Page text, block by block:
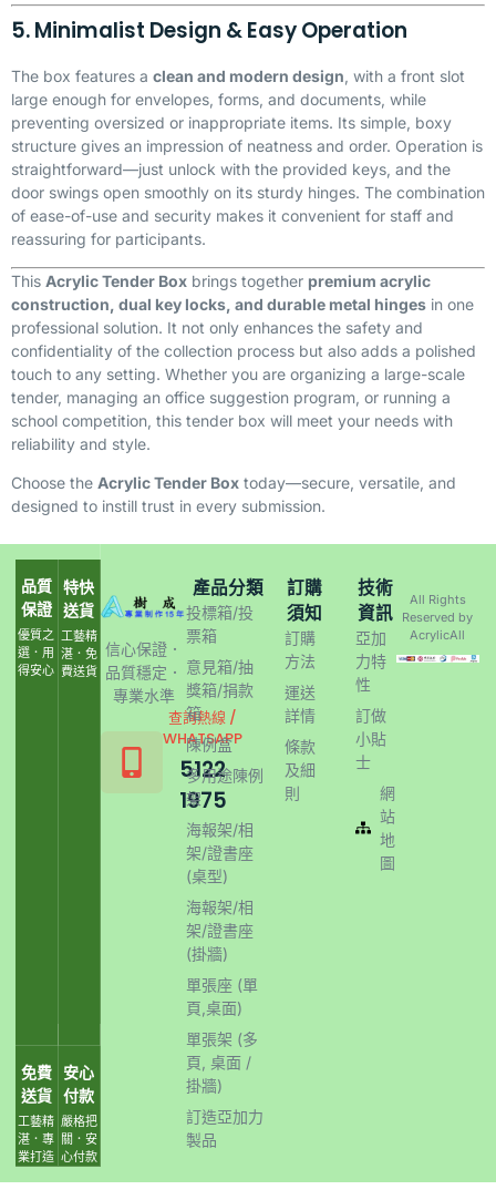
5. Minimalist Design & Easy Operation
The box features a clean and modern design , with a front slot
large enough for envelopes, forms, and documents, while
preventing oversized or inappropriate items. Its simple, boxy
structure gives an impression of neatness and order. Operation is
straightforward—just unlock with the provided keys, and the
door swings open smoothly on its sturdy hinges. The combination
of ease-of-use and security makes it convenient for staff and
reassuring for participants.
This Acrylic Tender Box brings together premium acrylic
construction, dual key locks, and durable metal hinges in one
professional solution. It not only enhances the safety and
confidentiality of the collection process but also adds a polished
touch to any setting. Whether you are organizing a large-scale
tender, managing an office suggestion program, or running a
school competition, this tender box will meet your needs with
reliability and style.
Choose the Acrylic Tender Box today—secure, versatile, and
designed to instill trust in every submission.
品質
保證
優質之
選．用
得安心
特快
送貨
工藝精
湛．免
費送貨
免費
送貨
工藝精
湛．專
業打造
安心
付款
嚴格把
關．安
心付款
信心保證．
品質穩定．
專業水準
查詢熱線 /
WHATSAPP
5122
1975
產品分類
投標箱/投
票箱
意見箱/抽
獎箱/捐款
箱
陳例盒
多用途陳例
架
海報架/相
架/證書座
(桌型)
海報架/相
架/證書座
(掛牆)
單張座 (單
頁,桌面)
單張架 (多
頁, 桌面 /
掛牆)
訂造亞加力
製品
訂購
須知
訂購
方法
運送
詳情
條款
及細
則
技術
資訊
亞加
力特
性
訂做
小貼
士
網
站
地
圖
All Rights
Reserved by
AcrylicAll